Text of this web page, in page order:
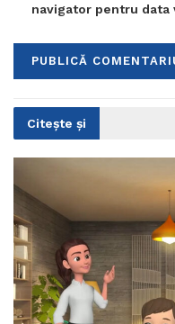
navigator pentru data
Citește și